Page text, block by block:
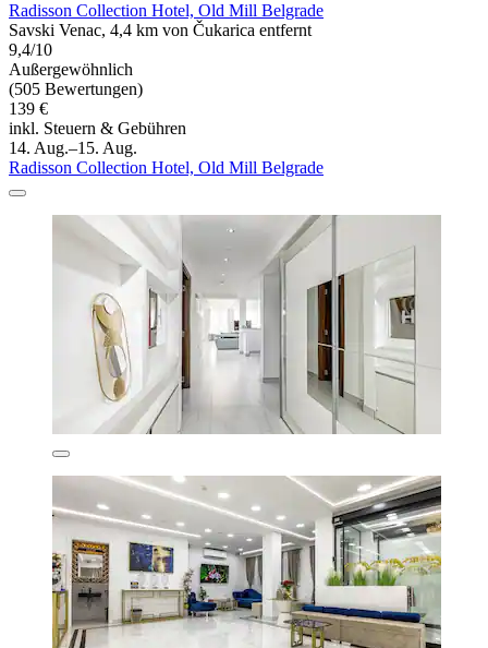
Radisson Collection Hotel, Old Mill Belgrade
Savski Venac, 4,4 km von Čukarica entfernt
9,4/10
Außergewöhnlich
(505 Bewertungen)
139 €
inkl. Steuern & Gebühren
14. Aug.–15. Aug.
Radisson Collection Hotel, Old Mill Belgrade